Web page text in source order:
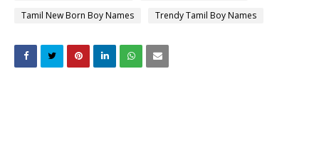
Tamil New Born Boy Names
Trendy Tamil Boy Names